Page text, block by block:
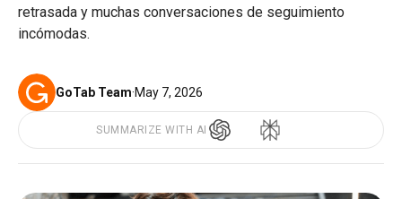
retrasada y muchas conversaciones de seguimiento
incómodas.
GoTab Team·May 7, 2026
SUMMARIZE WITH AI